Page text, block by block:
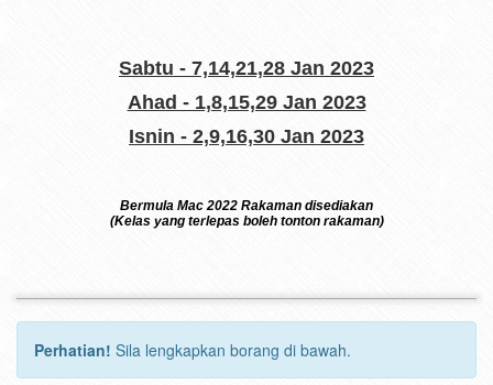
Sabtu - 7,14,21,28 Jan 2023
Ahad - 1,8,15,29 Jan 2023
Isnin - 2,9,16,30 Jan 2023
Bermula Mac 2022 Rakaman disediakan
(Kelas yang terlepas boleh tonton rakaman)
Perhatian! Sila lengkapkan borang di bawah.